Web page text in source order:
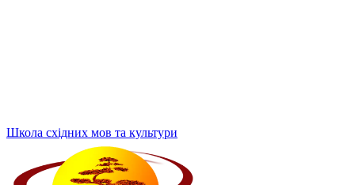
Школа східних мов та культури